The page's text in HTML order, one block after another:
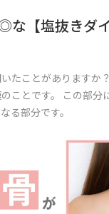
な【塩抜きダ
たことがありますか
ことです。 この部分
る部分です。